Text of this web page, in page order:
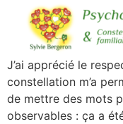
J’ai apprécié le
constellation m’a
de mettre des mots
observables : ça a